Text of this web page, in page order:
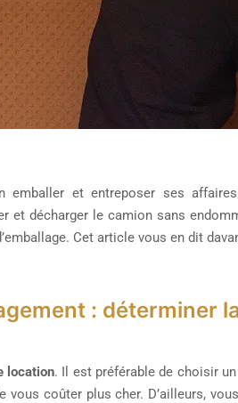
emballer et entreposer ses
et décharger le camion sans
Cet article vous en dit
: déterminer
location. Il est préférable de choisir
coûter plus cher. D’ailleurs, vous